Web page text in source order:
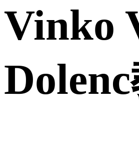
Vinko